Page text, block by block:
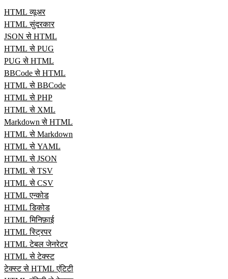
HTML व्यूअर
HTML सुंदरकार
JSON से HTML
HTML से PUG
PUG से HTML
BBCode से HTML
HTML से BBCode
HTML से PHP
HTML से XML
Markdown से HTML
HTML से Markdown
HTML से YAML
HTML से JSON
HTML से TSV
HTML से CSV
HTML एन्कोड
HTML डिकोड
HTML मिनिफ़ाई
HTML स्ट्रिपर
HTML टेबल जेनरेटर
HTML से टेक्स्ट
टेक्स्ट से HTML एंटिटी